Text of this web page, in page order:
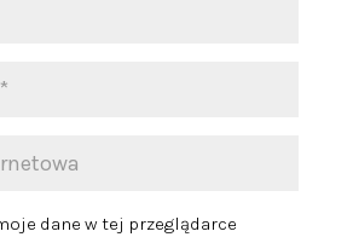
dane w tej przeglądarce